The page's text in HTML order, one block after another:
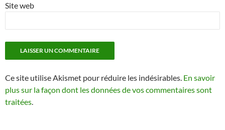
Site web
Ce site utilise Akismet pour réduire les indésirables. En savoir
plus sur la façon dont les données de vos commentaires sont
traitées.